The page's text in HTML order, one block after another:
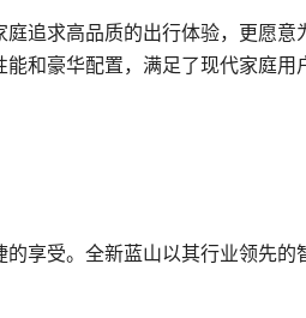
追求高品质的出行体验，更愿意
和豪华配置，满足了现代家庭用
享受。全新蓝山以其行业领先的